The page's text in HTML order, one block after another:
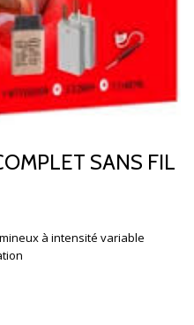
SANS FIL
à intensité variable